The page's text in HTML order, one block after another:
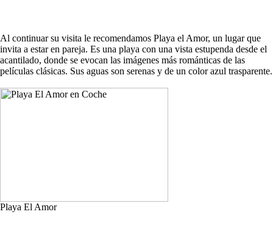
Al continuar su visita le recomendamos Playa el Amor, un lugar que
invita a estar en pareja. Es una playa con una vista estupenda desde el
acantilado, donde se evocan las imágenes más románticas de las
películas clásicas. Sus aguas son serenas y de un color azul trasparente.
Playa El Amor